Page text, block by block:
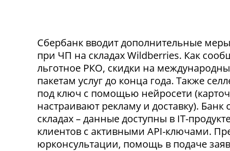
Сбербанк вводит дополнительные
при ЧП на складах Wildberries. Как
льготное РКО, скидки на
пакетам услуг до конца года. Также
под ключ с помощью нейросети
настраивают рекламу и доставку).
складах – данные доступны в IT-
клиентов с активными API-ключами.
юрконсультации, помощь в подаче